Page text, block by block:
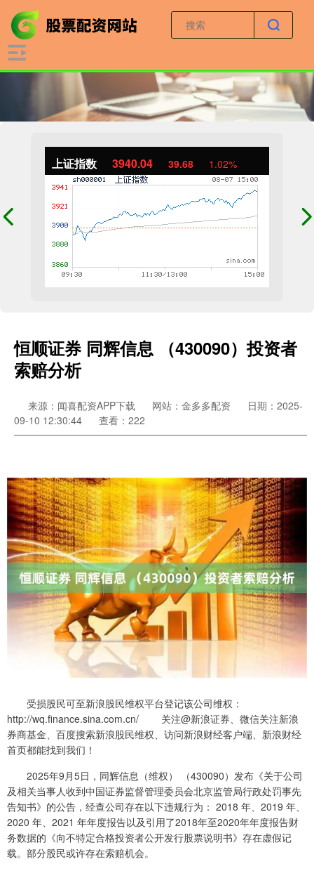
上证指数 3940.04 39.68 1.02%
恒顺证券 同辉信息 （430090）投资者
索赔分析
来源：闻喜配资APP下载 网站：金多多配资
日期：2025-
09-10 12:30:44
查看：222
受损股民可至新浪股民维权平台登记该公司维权：
http://wq.finance.sina.com.cn/ 关注@新浪证券、微信关注新浪
券商基金、百度搜索新浪股民维权、访问新浪财经客户端、新浪财经
首页都能找到我们！
2025年9月5日，同辉信息（维权） （430090）发布《关于公司
及相关当事人收到中国证券监督管理委员会北京监管局行政处罚事先
告知书》的公告，经查公司存在以下违规行为： 2018 年、2019 年、
2020 年、2021 年年度报告以及引用了2018年至2020年年度报告财
务数据的《向不特定合格投资者公开发行股票说明书》存在虚假记
载。部分股民或许存在索赔机会。